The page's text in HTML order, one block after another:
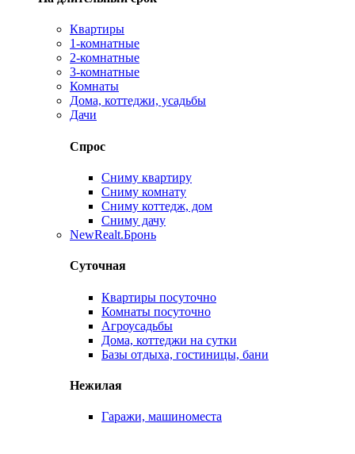
Квартиры
1-комнатные
2-комнатные
3-комнатные
Комнаты
Дома, коттеджи, усадьбы
Дачи
Спрос
Сниму квартиру
Сниму комнату
Сниму коттедж, дом
Сниму дачу
NewRealt.Бронь
Суточная
Квартиры посуточно
Комнаты посуточно
Агроусадьбы
Дома, коттеджи на сутки
Базы отдыха, гостиницы, бани
Нежилая
Гаражи, машиноместа